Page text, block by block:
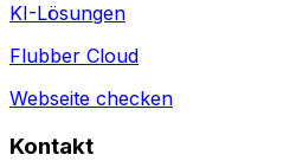
KI-Lösungen
Flubber Cloud
Webseite checken
Kontakt